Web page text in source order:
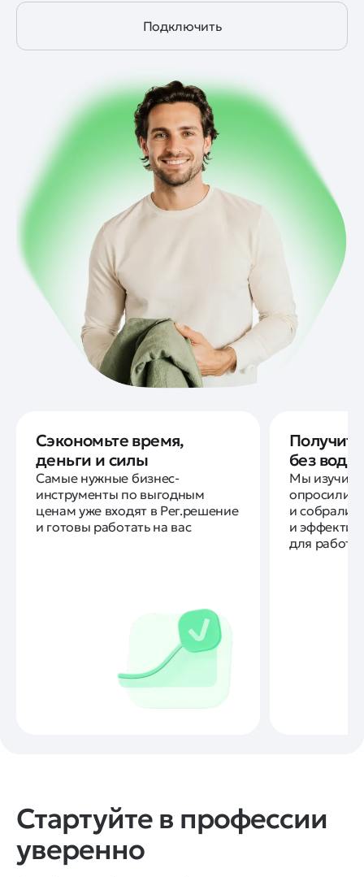
Подключить
Сэкономьте время,
деньги и силы
Самые нужные бизнес-
инструменты по выгодным
ценам уже входят в Рег.решение
и готовы работать на вас
без воды
Мы
опросили
и собрали
и
для работы
Стартуйте в профессии
уверенно